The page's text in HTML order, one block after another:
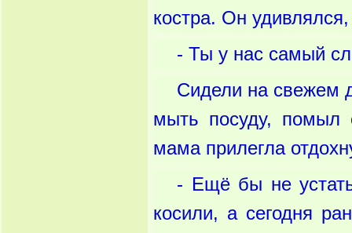
костра. Он
- Ты у нас самый
Сидели на свежем
мыть посуду, помыл
мама прилегла
- Ещё бы не
косили, а сегодня